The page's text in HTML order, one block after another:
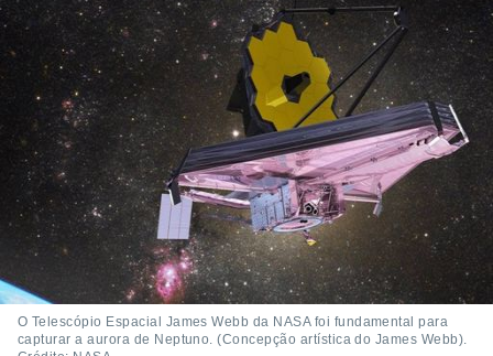
O Telescópio Espacial James Webb da NASA foi fundamental para
capturar a aurora de Neptuno. (Concepção artística do James Webb).